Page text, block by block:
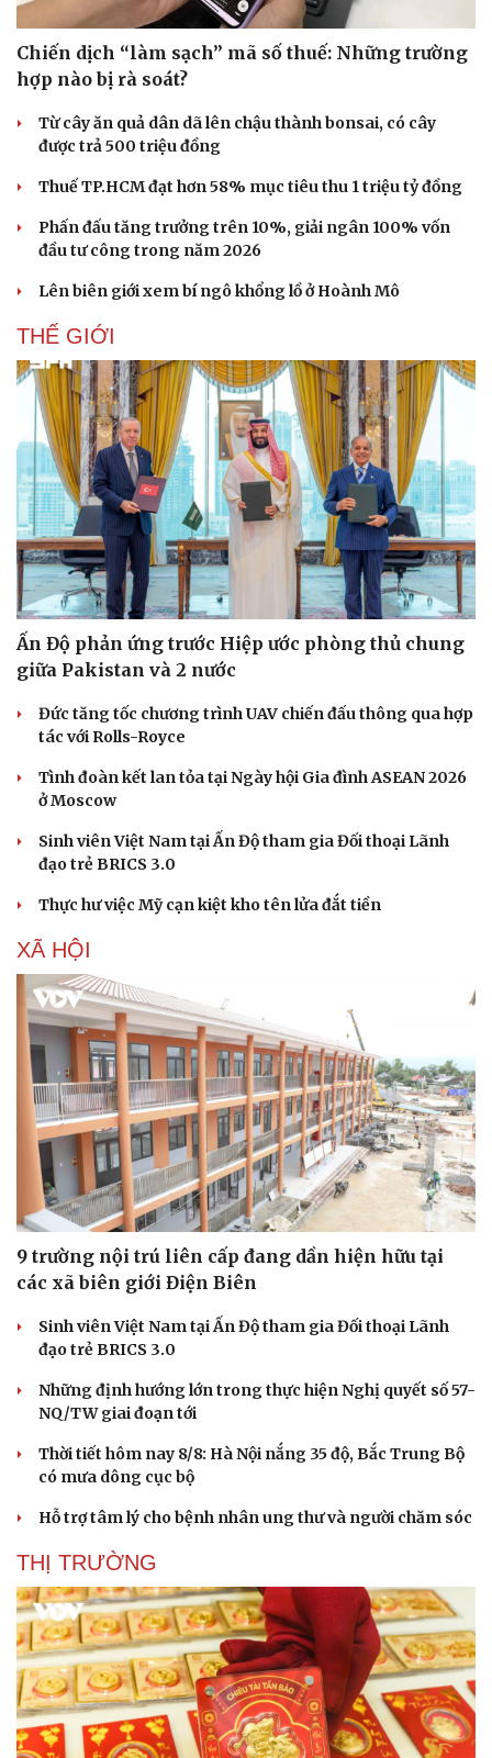
Vụ án
Tin nóng
Tư vấn luật
Phân tích
Thể thao
Bóng đá
Lịch thi đấu bóng đá
Thế giới thể thao
eSports
Hậu trường
Ô tô - Xe máy
Ô tô
Xe máy
Tư vấn
Chiến dịch “làm sạch” mã số thuế: Những trường
hợp nào bị rà soát?
Từ cây ăn quả dân dã lên chậu thành bonsai, có cây
được trả 500 triệu đồng
Thuế TP.HCM đạt hơn 58% mục tiêu thu 1 triệu tỷ đồng
Phấn đấu tăng trưởng trên 10%, giải ngân 100% vốn
đầu tư công trong năm 2026
Lên biên giới xem bí ngô khổng lồ ở Hoành Mô
THẾ GIỚI
Ấn Độ phản ứng trước Hiệp ước phòng thủ chung
giữa Pakistan và 2 nước
Đức tăng tốc chương trình UAV chiến đấu thông qua hợp
tác với Rolls-Royce
Tình đoàn kết lan tỏa tại Ngày hội Gia đình ASEAN 2026
ở Moscow
Sinh viên Việt Nam tại Ấn Độ tham gia Đối thoại Lãnh
đạo trẻ BRICS 3.0
Thực hư việc Mỹ cạn kiệt kho tên lửa đắt tiền
XÃ HỘI
9 trường nội trú liên cấp đang dần hiện hữu tại
các xã biên giới Điện Biên
Sinh viên Việt Nam tại Ấn Độ tham gia Đối thoại Lãnh
đạo trẻ BRICS 3.0
Những định hướng lớn trong thực hiện Nghị quyết số 57-
NQ/TW giai đoạn tới
Thời tiết hôm nay 8/8: Hà Nội nắng 35 độ, Bắc Trung Bộ
có mưa dông cục bộ
Hỗ trợ tâm lý cho bệnh nhân ung thư và người chăm sóc
THỊ TRƯỜNG